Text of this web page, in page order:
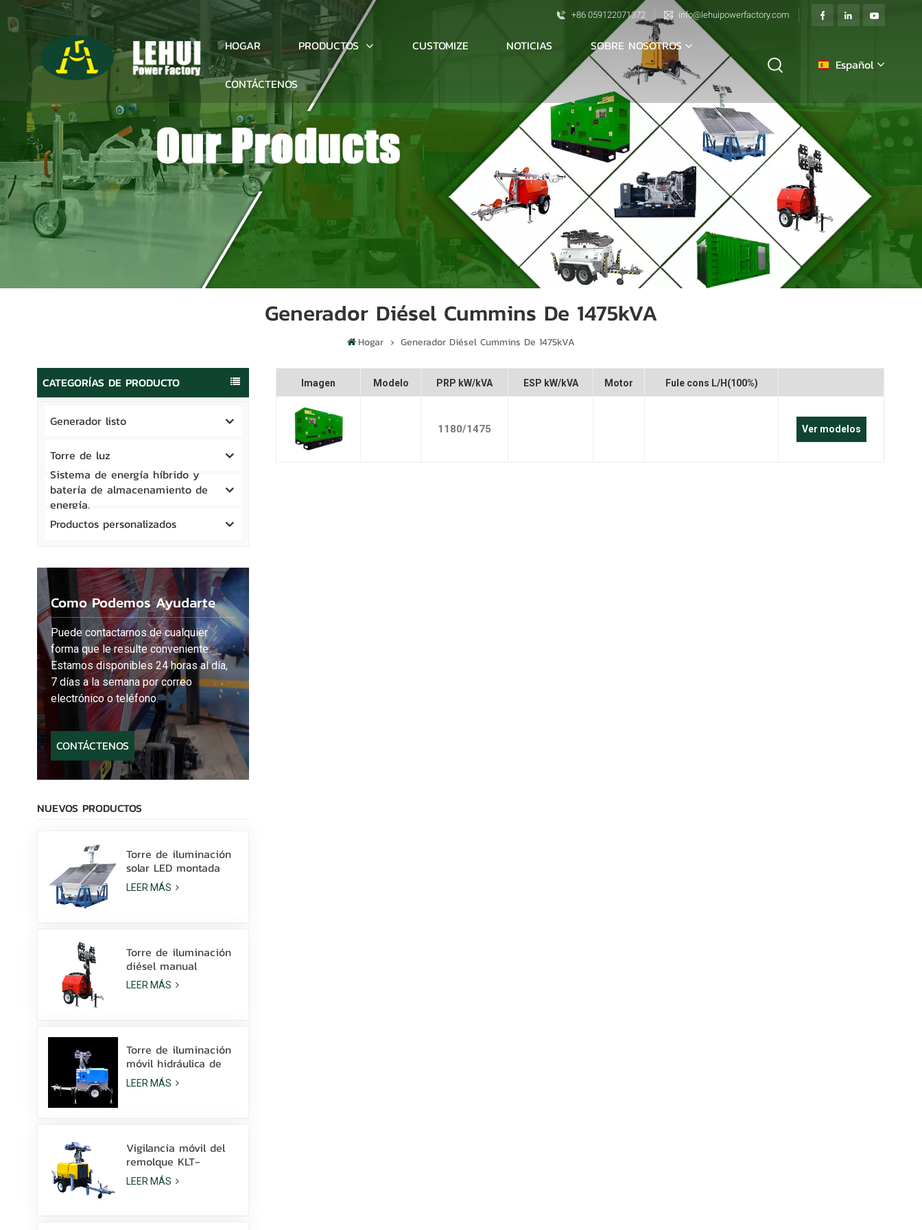
+86 059122071372 info@lehuipowerfactory.com
HOGAR PRODUCTOS CUSTOMIZE NOTICIAS SOBRE NOSOTROS
CONTÁCTENOS
Español
français
Deutsch
italiano
русский
español
Melayu
Generador Diésel Cummins De 1475kVA
Hogar Generador Diésel Cummins De 1475kVA
CATEGORÍAS DE PRODUCTO
Generador listo
Torre de luz
Sistema de energía híbrido y
batería de almacenamiento de
energía.
Productos personalizados
Como Podemos Ayudarte
Puede contactarnos de cualquier
forma que le resulte conveniente.
Estamos disponibles 24 horas al día,
7 días a la semana por correo
electrónico o teléfono.
CONTÁCTENOS
NUEVOS PRODUCTOS
Torre de iluminación
solar LED montada
sobre patines con
lámparas LED de 400
LEER MÁS
Torre de iluminación
diésel manual
compacta y
económica con 4
LEER MÁS
Torre de iluminación
móvil hidráulica de
elevación manual de
9 m de altura con
LEER MÁS
Vigilancia móvil del
remolque KLT-
10000V de la torre
de luz del mástil de
LEER MÁS
Imagen Modelo PRP kW/kVA ESP kW/kVA Motor Fule cons L/H(100%)
1180/1475 Ver modelos